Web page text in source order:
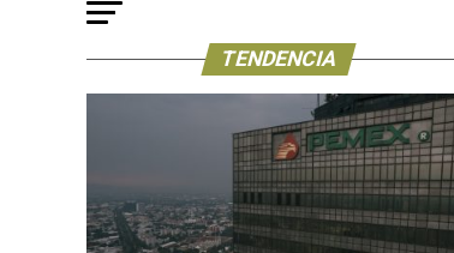
TENDENCIA